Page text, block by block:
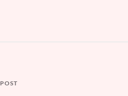
POST